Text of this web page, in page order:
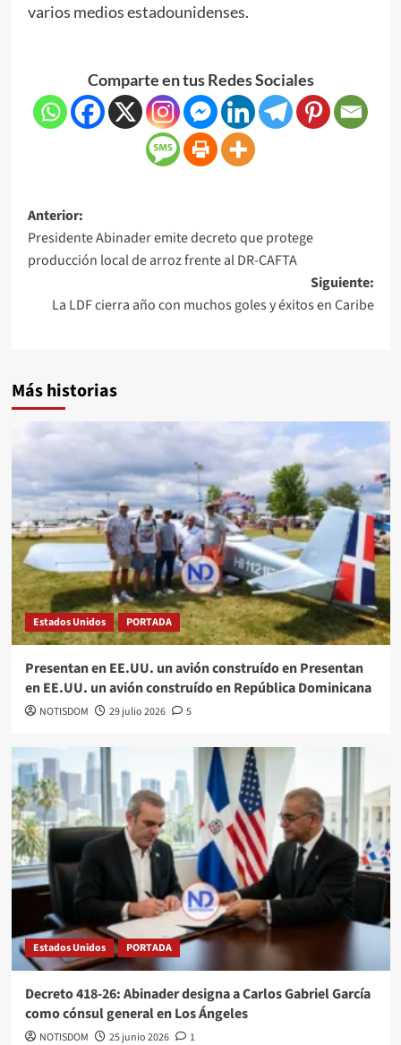
varios medios estadounidenses.
Comparte en tus Redes Sociales
Anterior:
Presidente Abinader emite decreto que protege
producción local de arroz frente al DR-CAFTA
Siguiente:
La LDF cierra año con muchos goles y éxitos en Caribe
Más historias
Estados Unidos PORTADA
Presentan en EE.UU. un avión construído en Presentan
en EE.UU. un avión construído en República Dominicana
NOTISDOM 29 julio 2026 5
Estados Unidos PORTADA
Decreto 418-26: Abinader designa a Carlos Gabriel García
como cónsul general en Los Ángeles
NOTISDOM 25 junio 2026 1